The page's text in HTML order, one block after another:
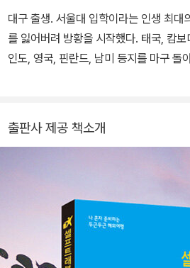
대구 출생. 서울대 입학이라는 인생 최대
를 잃어버려 방황을 시작했다. 태국, 캄
인도, 영국, 핀란드, 남미 등지를 마구 돌아다녔다. 미얀
출판사 제공 책소개